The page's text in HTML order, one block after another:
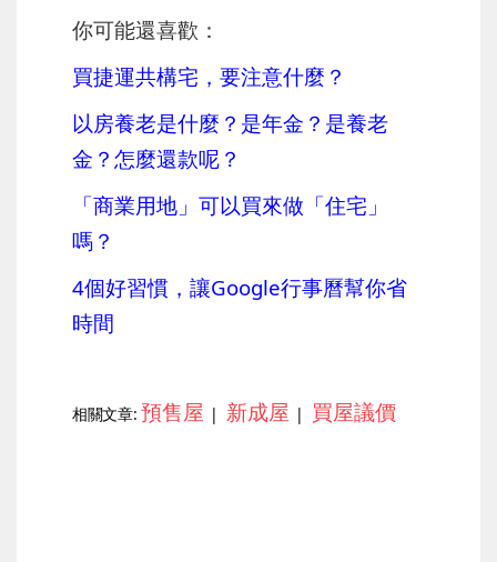
你可能還喜歡：
買捷運共構宅，要注意什麼？
以房養老是什麼？是年金？是養老
金？怎麼還款呢？
「商業用地」可以買來做「住宅」
嗎？
4個好習慣，讓Google行事曆幫你省
時間
相關文章:預售屋 | 新成屋 | 買屋議價